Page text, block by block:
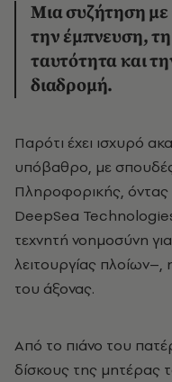
Μια συζήτηση με
την έμπνευση, τη
ταυτότητα και
διαδρομή.
Παρότι έχει ισχυρό ακαδημαϊκό και επαγγελματικό
υπόβαθρο, με
Πληροφορικής, όντας
DeepSea Technologies
τεχνητή νοημοσύνη
λειτουργίας
του άξονας.
Από το πιάνο του
δίσκους της μητέρας